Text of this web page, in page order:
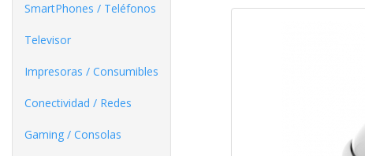
SmartPhones / Teléfonos
Televisor
Impresoras / Consumibles
Conectividad / Redes
Gaming / Consolas